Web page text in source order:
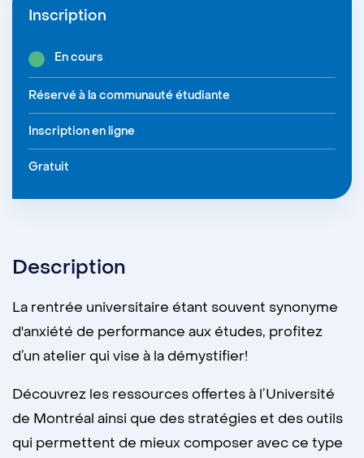
Inscription
En cours
Réservé à la communauté étudiante
Inscription en ligne
Gratuit
Description
La rentrée universitaire étant souvent synonyme
d'anxiété de performance aux études, profitez
d’un atelier qui vise à la démystifier!
Découvrez les ressources offertes à l’Université
de Montréal ainsi que des stratégies et des outils
qui permettent de mieux composer avec ce type